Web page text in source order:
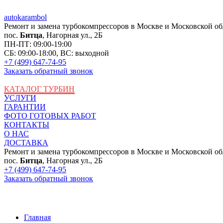
autokarambol
Ремонт и замена турбокомпрессоров в Москве и Московской
пос. Битца, Нагорная ул., 2Б
ПН-ПТ: 09:00-19:00
СБ: 09:00-18:00, ВС: выходной
+7 (499) 647-74-95
Заказать обратный звонок
КАТАЛОГ ТУРБИН
УСЛУГИ
ГАРАНТИИ
ФОТО ГОТОВЫХ РАБОТ
КОНТАКТЫ
О НАС
ДОСТАВКА
Ремонт и замена турбокомпрессоров в Москве и Московской
пос. Битца, Нагорная ул., 2Б
+7 (499) 647-74-95
Заказать обратный звонок
Главная